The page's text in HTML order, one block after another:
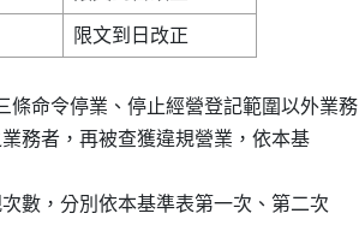
條命令停業、停止經營登記範圍以外業務
業務者，再被查獲違規營業，依本基
次數，分別依本基準表第一次、第二次